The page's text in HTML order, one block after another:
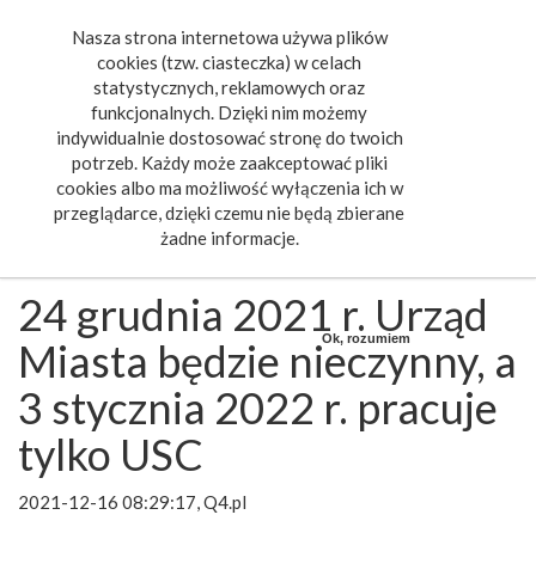
Nasza strona internetowa używa plików
cookies (tzw. ciasteczka) w celach
statystycznych, reklamowych oraz
funkcjonalnych. Dzięki nim możemy
indywidualnie dostosować stronę do twoich
potrzeb. Każdy może zaakceptować pliki
cookies albo ma możliwość wyłączenia ich w
przeglądarce, dzięki czemu nie będą zbierane
żadne informacje.
Ok, rozumiem
24 grudnia 2021 r. Urząd
Miasta będzie nieczynny, a
3 stycznia 2022 r. pracuje
tylko USC
2021-12-16 08:29:17, Q4.pl